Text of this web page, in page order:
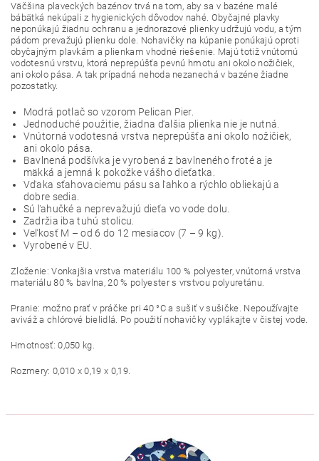
Väčšina plaveckých bazénov trvá na tom, aby sa v bazéne malé
bábätká nekúpali z hygienických dôvodov nahé. Obyčajné plavky
neponúkajú žiadnu ochranu a jednorazové plienky udržujú vodu, a tým
pádom prevažujú plienku dole. Nohavičky na kúpanie ponúkajú oproti
obyčajným plavkám a plienkam vhodné riešenie. Majú totiž vnútornú
vodotesnú vrstvu, ktorá neprepúšťa pevnú hmotu ani okolo nožičiek,
ani okolo pása. A tak prípadná nehoda nezanechá v bazéne žiadne
pozostatky.
Modrá potlač so vzorom Pelican Pier.
Jednoduché použitie, žiadna ďalšia plienka nie je nutná.
Vnútorná vodotesná vrstva neprepúšťa ani okolo nožičiek,
ani okolo pása.
Bavlnená podšívka je vyrobená z bavlneného froté a je
mäkká a jemná k pokožke vášho dieťatka.
Vďaka sťahovaciemu pásu sa ľahko a rýchlo obliekajú a
dobre sedia.
Sú ľahučké a neprevažujú dieťa vo vode dolu.
Zadržia iba tuhú stolicu.
Veľkosť M – od 6 do 12 mesiacov (7 – 9 kg).
Vyrobené v EU.
Zloženie: Vonkajšia vrstva materiálu 100 % polyester, vnútorná vrstva
materiálu 80 % bavlna, 20 % polyester s vrstvou polyuretánu.
Pranie: možno prať v práčke pri 40 °C a sušiť v sušičke. Nepoužívajte
aviváž a chlórové bielidlá. Po použití nohavičky vyplákajte v čistej vode.
Hmotnosť: 0,050 kg.
Rozmery: 0,010 x 0,19 x 0,19.